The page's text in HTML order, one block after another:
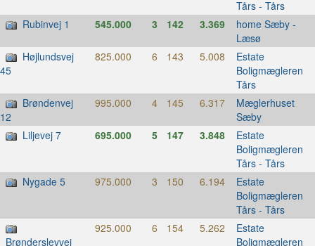
Tårs - Tårs
Rubinvej 1
545.000 3 142 3.369 home Sæby -
Læsø
Højlundsvej
45
825.000 6 143 5.008 Estate
Boligmægleren
Tårs
Brøndenvej
12
995.000 4 145 6.317 Mæglerhuset
Sæby
Liljevej 7
695.000 5 147 3.848 Estate
Boligmægleren
Tårs - Tårs
Nygade 5
975.000 3 150 6.194 Estate
Boligmægleren
Tårs - Tårs
Brønderslevvej
925.000 6 154 5.262 Estate
Boligmægleren